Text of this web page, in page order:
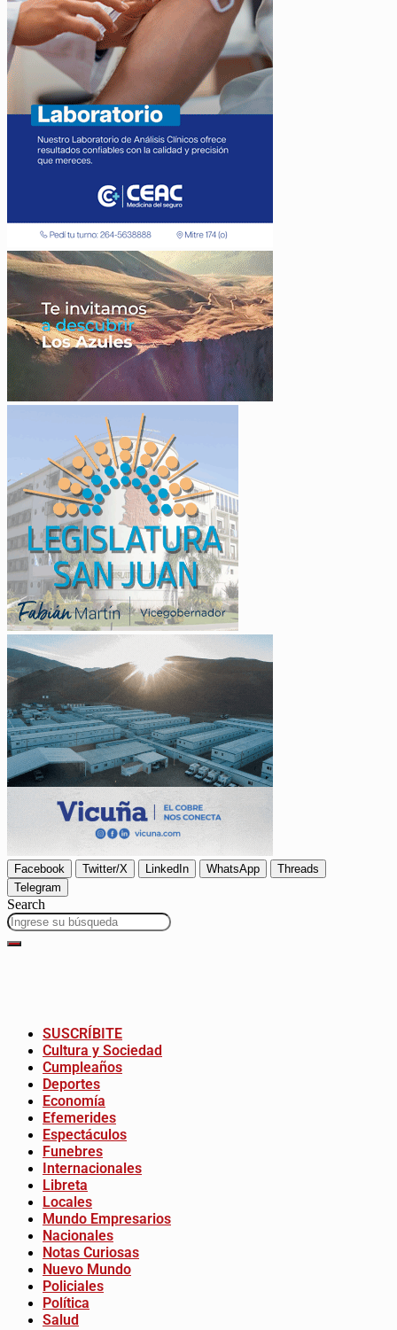
Facebook Twitter/X LinkedIn WhatsApp
Threads
Telegram
Search
SUSCRÍBITE
Cultura y Sociedad
Cumpleaños
Deportes
Economía
Efemerides
Espectáculos
Funebres
Internacionales
Libreta
Locales
Mundo Empresarios
Nacionales
Notas Curiosas
Nuevo Mundo
Policiales
Política
Salud